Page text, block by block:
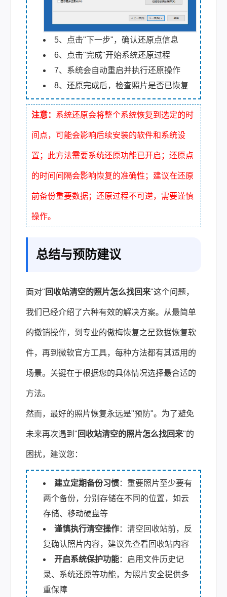
5、点击"下一步"，确认还原点信息
6、点击"完成"开始系统还原过程
7、系统会自动重启并执行还原操作
8、还原完成后，检查照片是否已恢复
注意： 系统还原会将整个系统恢复到选定的时
间点，可能会影响后续安装的软件和系统设
置；此方法需要系统还原功能已开启；还原点
的时间间隔会影响恢复的准确性；建议在还原
前备份重要数据；还原过程不可逆，需要谨慎
操作。
总结与预防建议
面对" 回收站清空的照片怎么找回来"这个问题，
我们已经介绍了六种有效的解决方案。从最简单
的撤销操作，到专业的傲梅恢复之星数据恢复软
件，再到微软官方工具，每种方法都有其适用的
场景。关键在于根据您的具体情况选择最合适的
方法。
然而，最好的照片恢复永远是"预防"。为了避免
未来再次遇到" 回收站清空的照片怎么找回来"的
困扰，建议您：
建立定期备份习惯：重要照片至少要有
两个备份，分别存储在不同的位置，如云
存储、移动硬盘等
谨慎执行清空操作：清空回收站前，反
复确认照片内容，建议先查看回收站内容
开启系统保护功能：启用文件历史记
录、系统还原等功能，为照片安全提供多
重保障